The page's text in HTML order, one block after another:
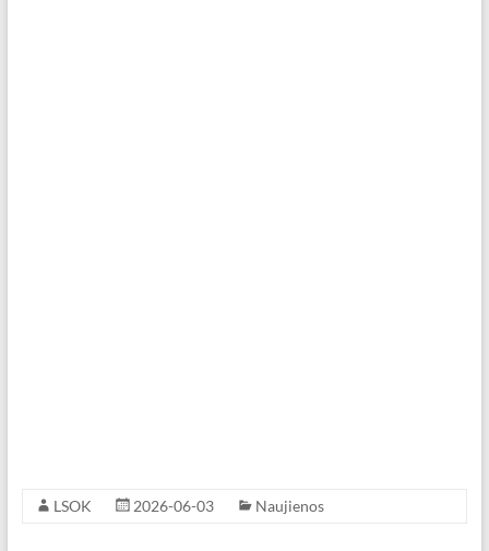
LSOK 2026-06-03 Naujienos